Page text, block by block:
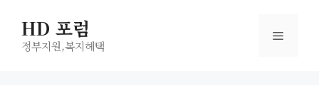
HD 포럼
정부지원,복지헤택
메